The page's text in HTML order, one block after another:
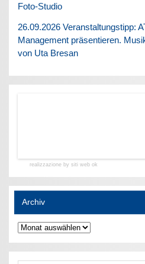
Foto-Studio
26.09.2026 Veranstaltungstipp:
Management präsentieren.
von Uta Bresan
realizzazione by siti web ok
Archiv
Archiv